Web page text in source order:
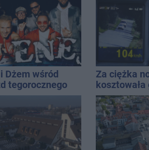
Dżem wśród
tegorocznego
miasta
Za ciężka
kosztowała
Do tego 13